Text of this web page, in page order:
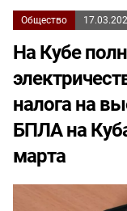
Общество
На Кубе
налога на
БПЛА на
марта